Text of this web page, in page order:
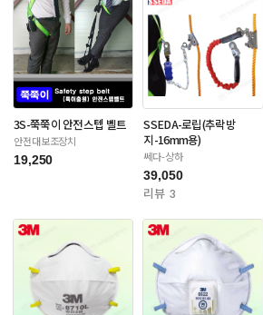
3S-쭉쭉이 안전스텝 벨트
안전대보조장치
19,250
SSEDA-로립(추락방
지-16mm용)
쎄다-상하
39,050
리뷰 3